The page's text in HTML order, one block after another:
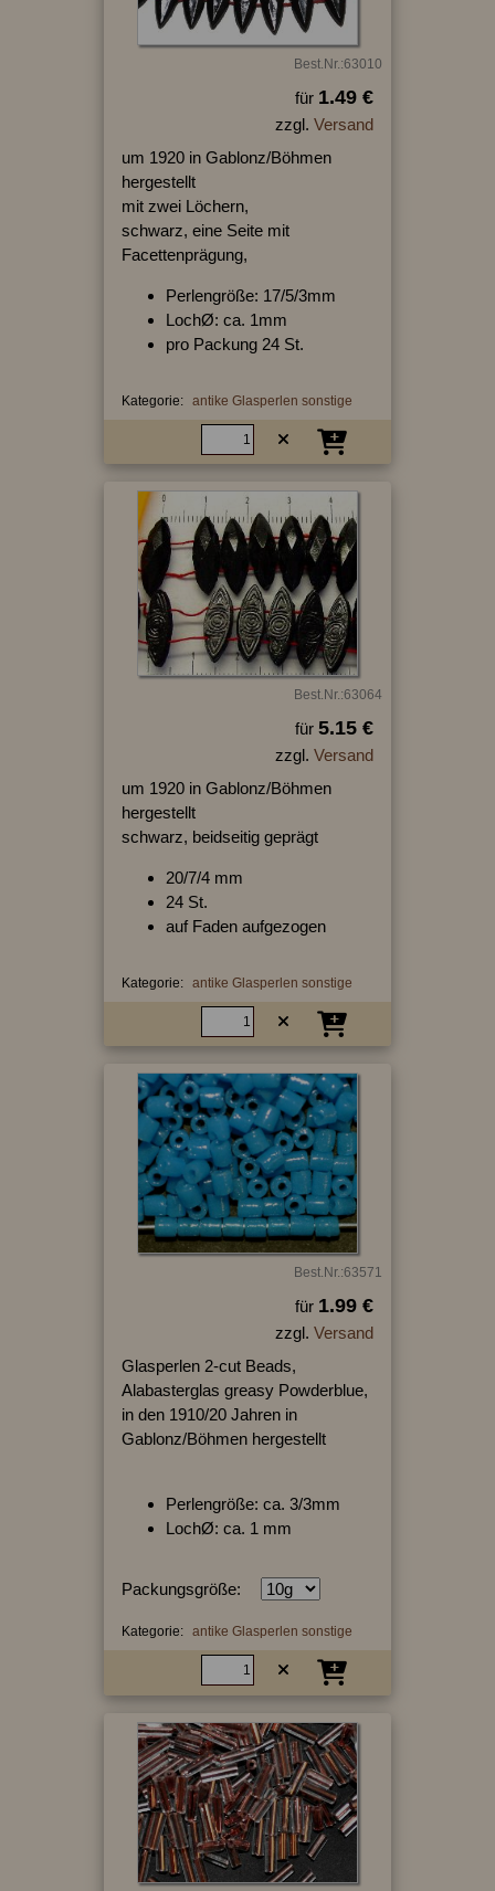
Best.Nr.:63010
für 1.49 €
zzgl. Versand
um 1920 in Gablonz/Böhmen
hergestellt
mit zwei Löchern,
schwarz, eine Seite mit
Facettenprägung,
Perlengröße: 17/5/3mm
LochØ: ca. 1mm
pro Packung 24 St.
Kategorie: antike Glasperlen sonstige
Best.Nr.:63064
für 5.15 €
zzgl. Versand
um 1920 in Gablonz/Böhmen
hergestellt
schwarz, beidseitig geprägt
20/7/4 mm
24 St.
auf Faden aufgezogen
Kategorie: antike Glasperlen sonstige
Best.Nr.:63571
für 1.99 €
zzgl. Versand
Glasperlen 2-cut Beads,
Alabasterglas greasy Powderblue,
in den 1910/20 Jahren in
Gablonz/Böhmen hergestellt
Perlengröße: ca. 3/3mm
LochØ: ca. 1 mm
Packungsgröße:
Kategorie: antike Glasperlen sonstige